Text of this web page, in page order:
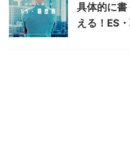
具体的に
える！ES